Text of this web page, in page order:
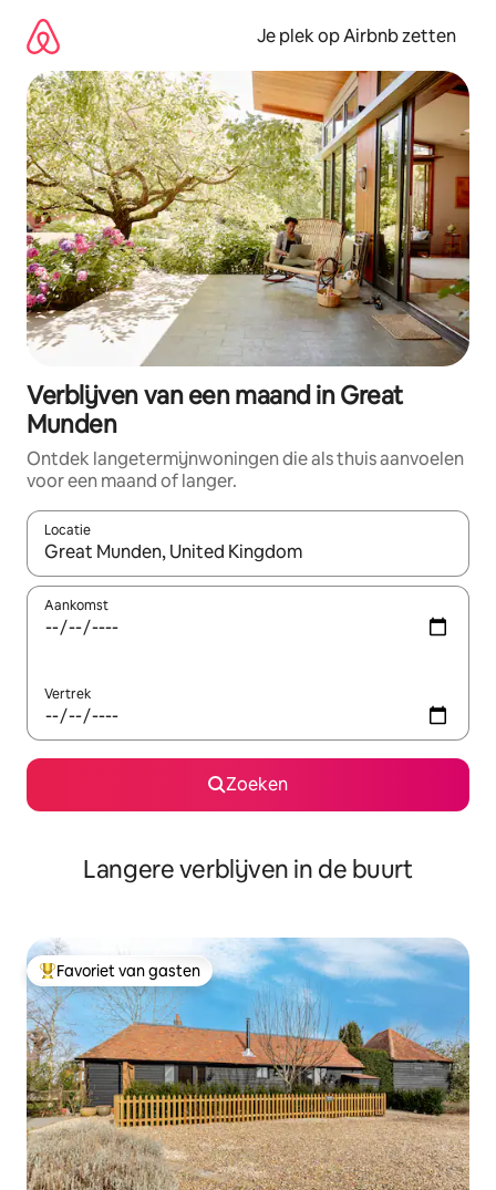
direct
naar
inhoud
Je plek op Airbnb zetten
Verblijven van een maand in Great
Munden
Ontdek langetermijnwoningen die als thuis aanvoelen
voor een maand of langer.
Locatie
Wanneer er resultaten beschikbaar zijn, maak je een keuze
Aankomst
Vertrek
Zoeken
Langere verblijven in de buurt
Topfavoriet van gasten
Favoriet van gasten